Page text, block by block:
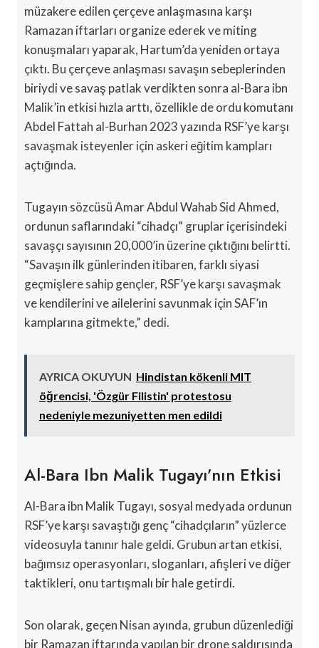
müzakere edilen çerçeve anlaşmasına karşı
Ramazan iftarları organize ederek ve miting
konuşmaları yaparak, Hartum’da yeniden ortaya
çıktı. Bu çerçeve anlaşması savaşın sebeplerinden
biriydi ve savaş patlak verdikten sonra al-Bara ibn
Malik’in etkisi hızla arttı, özellikle de ordu komutanı
Abdel Fattah al-Burhan 2023 yazında RSF’ye karşı
savaşmak isteyenler için askeri eğitim kampları
açtığında.
Tugayın sözcüsü Amar Abdul Wahab Sid Ahmed,
ordunun saflarındaki “cihadçı” gruplar içerisindeki
savaşçı sayısının 20,000’in üzerine çıktığını belirtti.
“Savaşın ilk günlerinden itibaren, farklı siyasi
geçmişlere sahip gençler, RSF’ye karşı savaşmak
ve kendilerini ve ailelerini savunmak için SAF’ın
kamplarına gitmekte,” dedi.
AYRICA OKUYUN Hindistan kökenli MIT
öğrencisi, 'Özgür Filistin' protestosu
nedeniyle mezuniyetten men edildi
Al-Bara Ibn Malik Tugayı’nın Etkisi
Al-Bara ibn Malik Tugayı, sosyal medyada ordunun
RSF’ye karşı savaştığı genç “cihadçıların” yüzlerce
videosuyla tanınır hale geldi. Grubun artan etkisi,
bağımsız operasyonları, sloganları, afişleri ve diğer
taktikleri, onu tartışmalı bir hale getirdi.
Son olarak, geçen Nisan ayında, grubun düzenlediği
bir Ramazan iftarında yapılan bir drone saldırısında